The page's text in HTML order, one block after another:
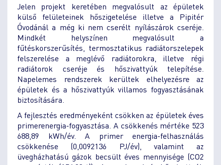
Jelen projekt keretében megvalósult az épületek
külső felületeinek hőszigetelése illetve a Pipitér
Óvodánál a még ki nem cserélt nyílászárok cseréje.
Mindkét helyszínen megvalósult a
fűtéskorszerűsítés, termosztatikus radiátorszelepek
felszerelése a meglévő radiátorokra, illetve régi
radiátorok cseréje és hőszivattyúk telepítése.
Napelemes rendszerek kerültek elhelyezésre az
épületek és a hőszivattyúk villamos fogyasztásának
biztosítására.
A fejlesztés eredményeként csökken az épületek éves
primerenergia-fogyasztása. A csökkenés mértéke 523
688,89 kWh/év. A primer energia-felhasználás
csökkenése (0,0092136 PJ/év), valamint az
üvegházhatású gázok becsült éves mennyisége (CO2